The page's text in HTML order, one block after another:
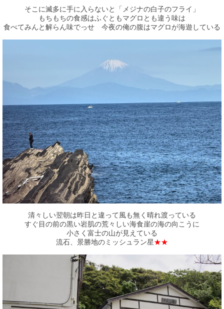
そこに滅多に手に入らないと「メジナの白子のフライ」
もちもちの食感はふぐともマグロとも違う味は
食べてみんと解らん味でっせ 今夜の俺の腹はマグロが海遊している
清々しい翌朝は昨日と違って風も無く晴れ渡っている
すぐ目の前の黒い岩肌の荒々しい海食崖の海の向こうに
小さく富士の山が見えている
流石、景勝地のミッシュラン星★★